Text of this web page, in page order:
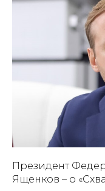
Президент
Ященков – о